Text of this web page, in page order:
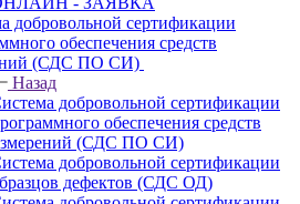
добровольной сертификации
обеспечения средств
(СДС ПО СИ)
Назад
добровольной сертификации
обеспечения средств
(СДС ПО СИ)
добровольной сертификации
дефектов (СДС ОД)